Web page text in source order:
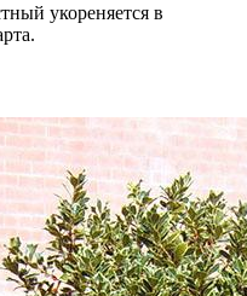
укореняется в